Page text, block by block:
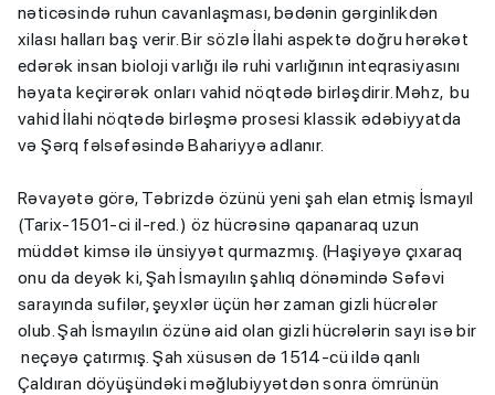
nəticəsində ruhun cavanlaşması, bədənin gərginlikdən
xilası halları baş verir. Bir sözlə İlahi aspektə doğru hərəkət
edərək insan bioloji varlığı ilə ruhi varlığının inteqrasiyasını
həyata keçirərək onları vahid nöqtədə birləşdirir. Məhz, bu
vahid İlahi nöqtədə birləşmə prosesi klassik ədəbiyyatda
və Şərq fəlsəfəsində Bahariyyə adlanır.
Rəvayətə görə, Təbrizdə özünü yeni şah elan etmiş İsmayıl
(Tarix-1501-ci il-red.) öz hücrəsinə qapanaraq uzun
müddət kimsə ilə ünsiyyət qurmazmış. (Haşiyəyə çıxaraq
onu da deyək ki, Şah İsmayılın şahlıq dönəmində Səfəvi
sarayında sufilər, şeyxlər üçün hər zaman gizli hücrələr
olub. Şah İsmayılın özünə aid olan gizli hücrələrin sayı isə bir
neçəyə çatırmış. Şah xüsusən də 1514-cü ildə qanlı
Çaldıran döyüşündəki məğlubiyyətdən sonra ömrünün